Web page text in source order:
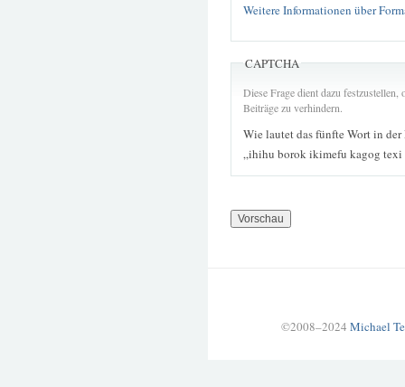
Weitere Informationen über
CAPTCHA
Diese Frage dient dazu
Beiträge zu verhindern.
Wie lautet das fünfte Wort in der
„ihihu borok ikimefu kagog
©2008–2024 Michael